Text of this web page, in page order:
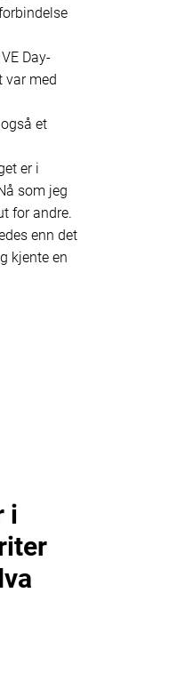
Day-
var med
et
er i
som jeg
for andre.
enn det
kjente en
i